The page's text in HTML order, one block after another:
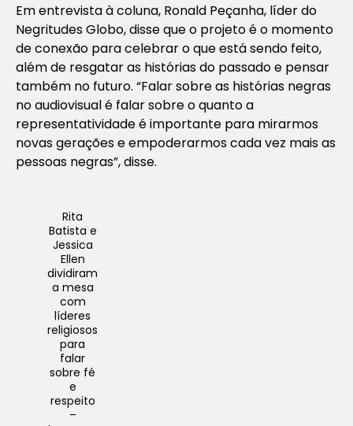
Em entrevista à coluna, Ronald Peçanha, líder do
Negritudes Globo, disse que o projeto é o momento
de conexão para celebrar o que está sendo feito,
além de resgatar as histórias do passado e pensar
também no futuro. “Falar sobre as histórias negras
no audiovisual é falar sobre o quanto a
representatividade é importante para mirarmos
novas gerações e empoderarmos cada vez mais as
pessoas negras”, disse.
Rita
Batista e
Jessica
Ellen
dividiram
a mesa
com
líderes
religiosos
para
falar
sobre fé
e
respeito
–